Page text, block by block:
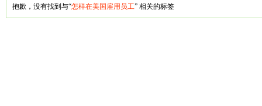
抱歉，没有找到与“怎样在美国雇用员工” 相关的标签